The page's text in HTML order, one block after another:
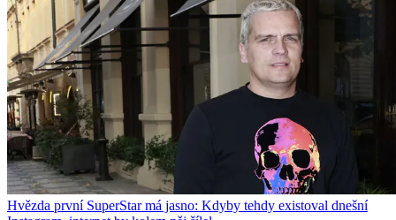
Hvězda první SuperStar má jasno: Kdyby tehdy existoval dnešní